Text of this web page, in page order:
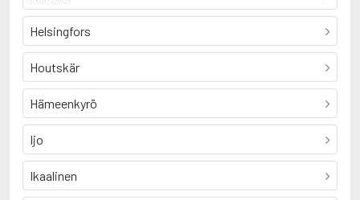
Helsingfors
Houtskär
Hämeenkyrö
Ijo
Ikaalinen